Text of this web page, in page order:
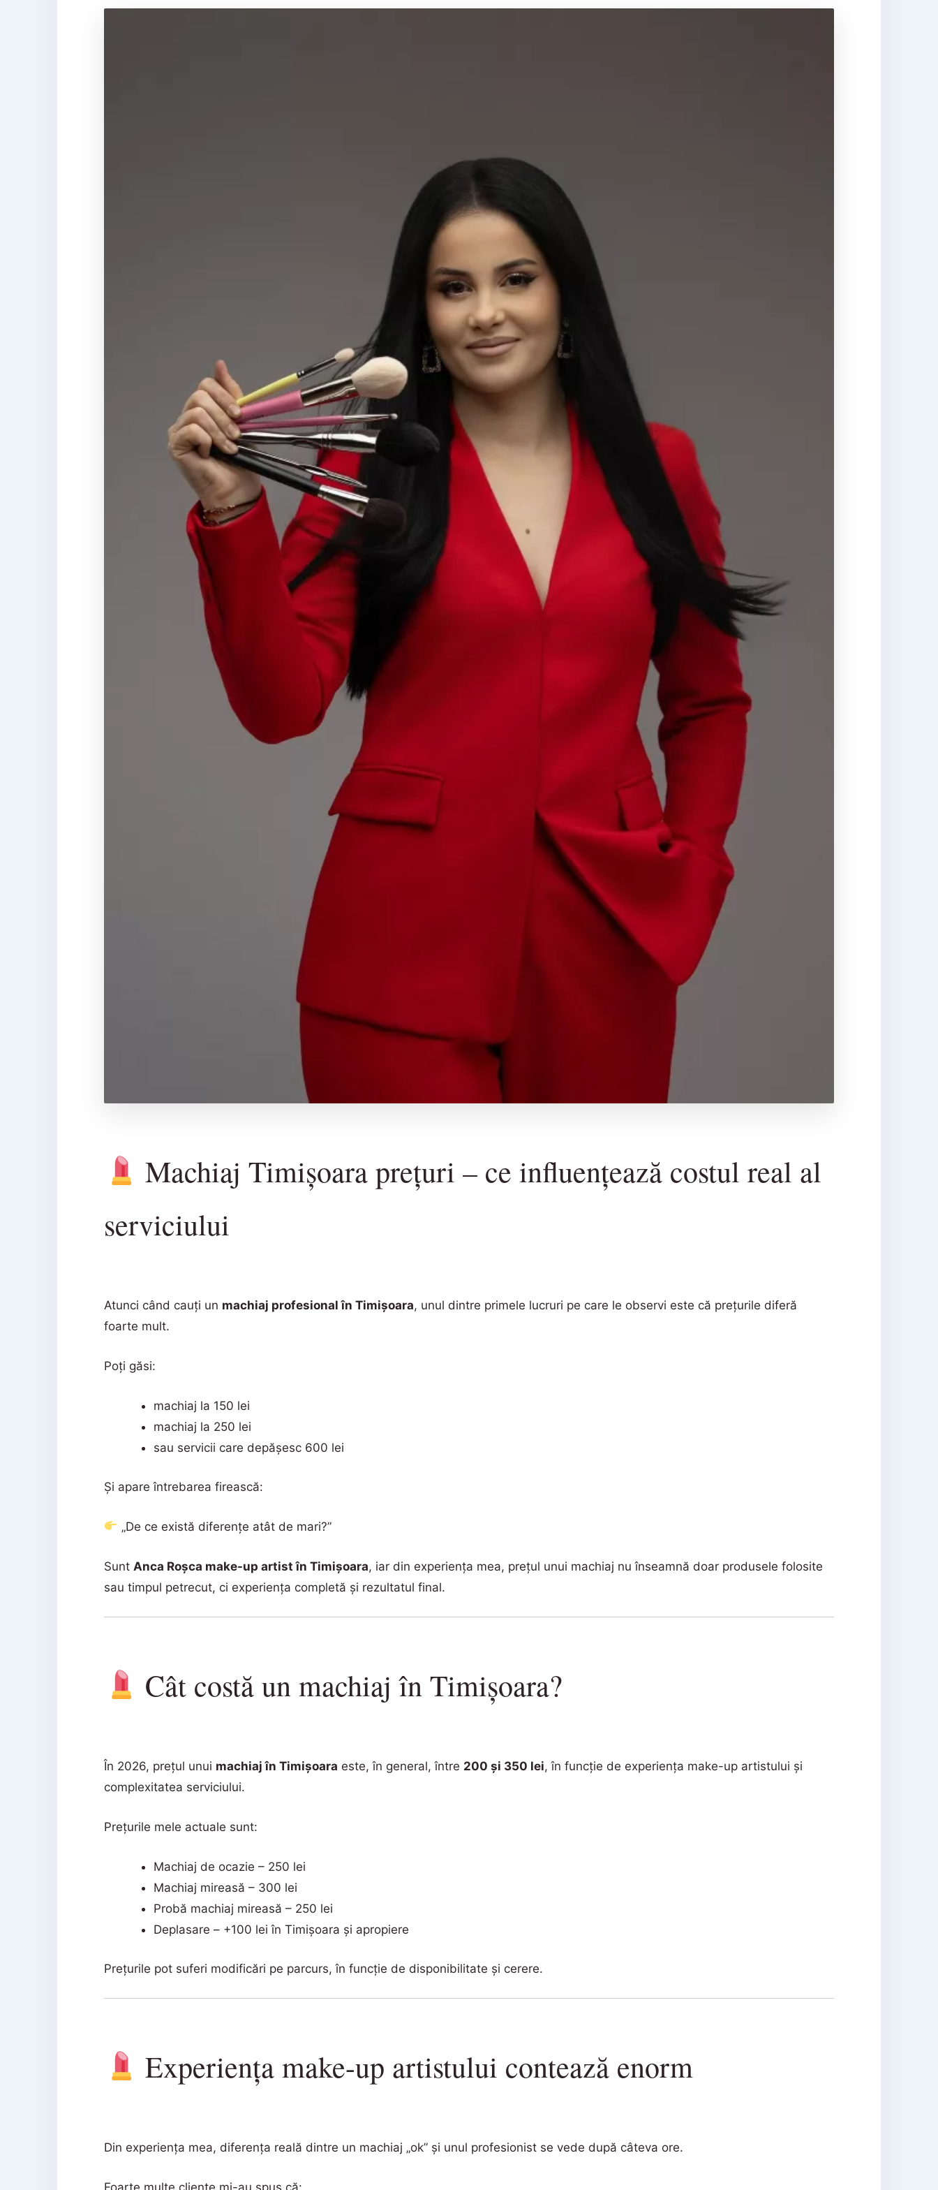
Machiaj Timișoara prețuri – ce influențează costul real al
serviciului
Atunci când cauți un machiaj profesional în Timișoara, unul dintre primele lucruri pe care le observi este că prețurile diferă
foarte mult.
Poți găsi:
machiaj la 150 lei
machiaj la 250 lei
sau servicii care depășesc 600 lei
Și apare întrebarea firească:
„De ce există diferențe atât de mari?”
Sunt Anca Roșca make-up artist în Timișoara, iar din experiența mea, prețul unui machiaj nu înseamnă doar produsele folosite
sau timpul petrecut, ci experiența completă și rezultatul final.
Cât costă un machiaj în Timișoara?
În 2026, prețul unui machiaj în Timișoara este, în general, între 200 și 350 lei, în funcție de experiența make-up artistului și
complexitatea serviciului.
Prețurile mele actuale sunt:
Machiaj de ocazie – 250 lei
Machiaj mireasă – 300 lei
Probă machiaj mireasă – 250 lei
Deplasare – +100 lei în Timișoara și apropiere
Prețurile pot suferi modificări pe parcurs, în funcție de disponibilitate și cerere.
Experiența make-up artistului contează enorm
Din experiența mea, diferența reală dintre un machiaj „ok” și unul profesionist se vede după câteva ore.
Foarte multe cliente mi-au spus că: